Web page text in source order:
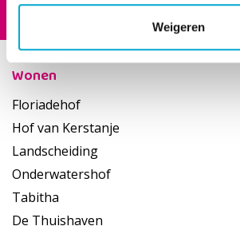
Weigeren
Wonen
Floriadehof
Hof van Kerstanje
Landscheiding
Onderwatershof
Tabitha
De Thuishaven